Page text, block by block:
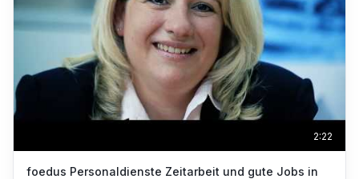
2:22
foedus Personaldienste Zeitarbeit und gute Jobs in